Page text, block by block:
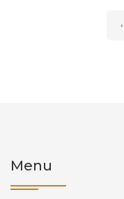
‹
Menu